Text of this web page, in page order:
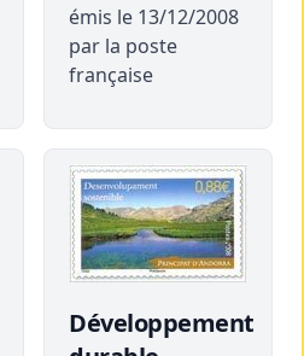
émis le 13/12/2008
par la poste
française
Développement